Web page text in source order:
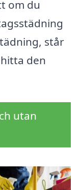
om du
står
den
utan